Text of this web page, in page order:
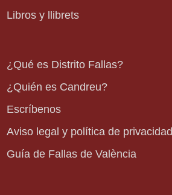
Libros y llibrets
¿Qué es Distrito Fallas?
¿Quién es Candreu?
Escríbenos
Aviso legal y política de privacidad
Guía de Fallas de València